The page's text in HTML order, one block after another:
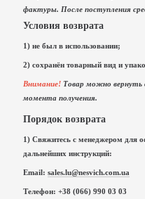
фактуры. После поступления
Условия возврата
1) не был в использовании;
2) сохранён товарный вид и
Внимание! Товар можно вернуть
момента получения.
Порядок возврата
1) Свяжитесь с менеджером для
дальнейших инструкций:
Email: sales.lu@nesvich.com.ua
Телефон: +38 (066) 990 03 03